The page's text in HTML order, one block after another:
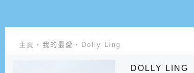
主頁 我的最愛 Dolly Ling
DOLLY LING